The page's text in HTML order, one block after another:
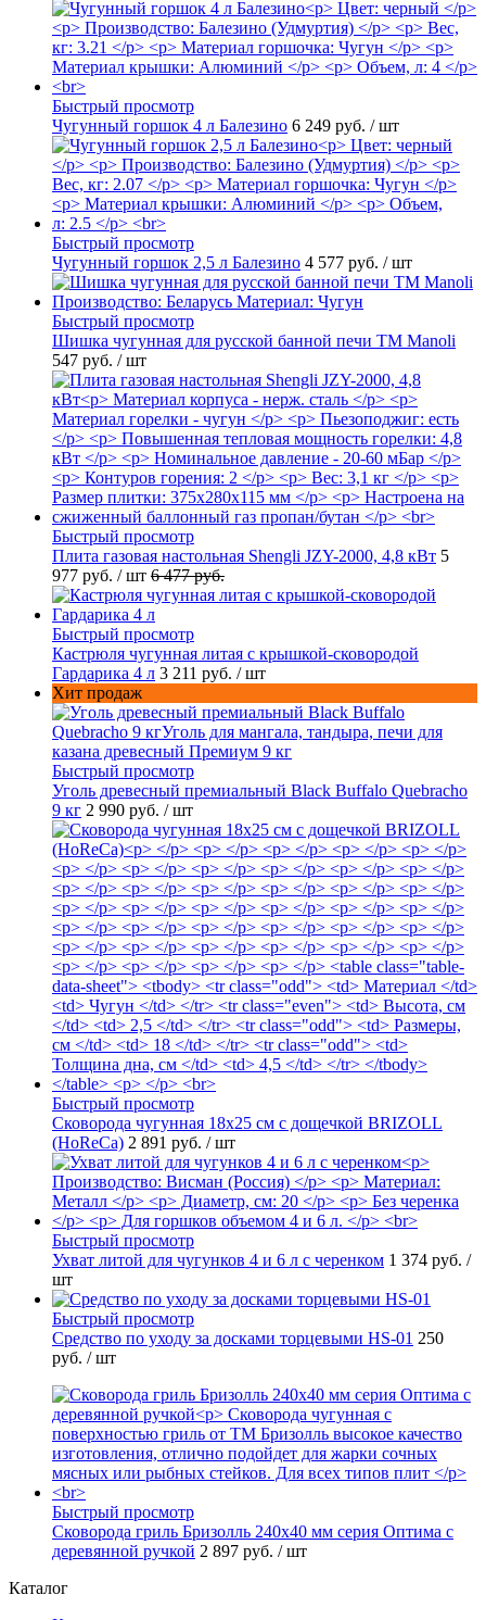
Быстрый просмотр
Чугунный горшок 4 л Балезино 6 249 руб. / шт
Быстрый просмотр
Чугунный горшок 2,5 л Балезино 4 577 руб. / шт
Быстрый просмотр
Шишка чугунная для русской банной печи ТМ Manoli
547 руб. / шт
Быстрый просмотр
Плита газовая настольная Shengli JZY-2000, 4,8 кВт 5
977 руб. / шт 6 477 руб.
Быстрый просмотр
Кастрюля чугунная литая с крышкой-сковородой
Гардарика 4 л 3 211 руб. / шт
Хит продаж
Быстрый просмотр
Уголь древесный премиальный Black Buffalo Quebracho
9 кг 2 990 руб. / шт
Быстрый просмотр
Сковорода чугунная 18х25 см с дощечкой BRIZOLL
(HoReCa) 2 891 руб. / шт
Быстрый просмотр
Ухват литой для чугунков 4 и 6 л с черенком 1 374 руб. /
шт
Быстрый просмотр
Средство по уходу за досками торцевыми HS-01 250
руб. / шт
Быстрый просмотр
Сковорода гриль Бризолль 240x40 мм серия Оптима c
деревянной ручкой 2 897 руб. / шт
Каталог